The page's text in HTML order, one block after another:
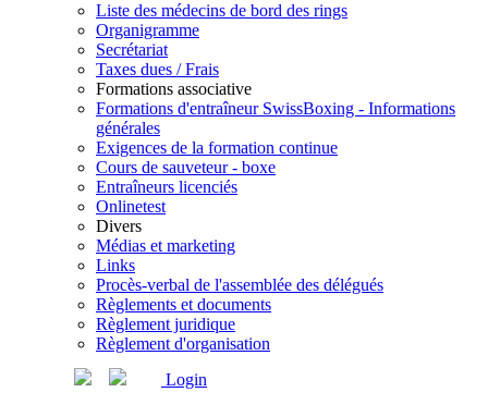
Liste des médecins de bord des rings
Organigramme
Secrétariat
Taxes dues / Frais
Formations associative
Formations d'entraîneur SwissBoxing - Informations
générales
Exigences de la formation continue
Cours de sauveteur - boxe
Entraîneurs licenciés
Onlinetest
Divers
Médias et marketing
Links
Procès-verbal de l'assemblée des délégués
Règlements et documents
Règlement juridique
Règlement d'organisation
Login